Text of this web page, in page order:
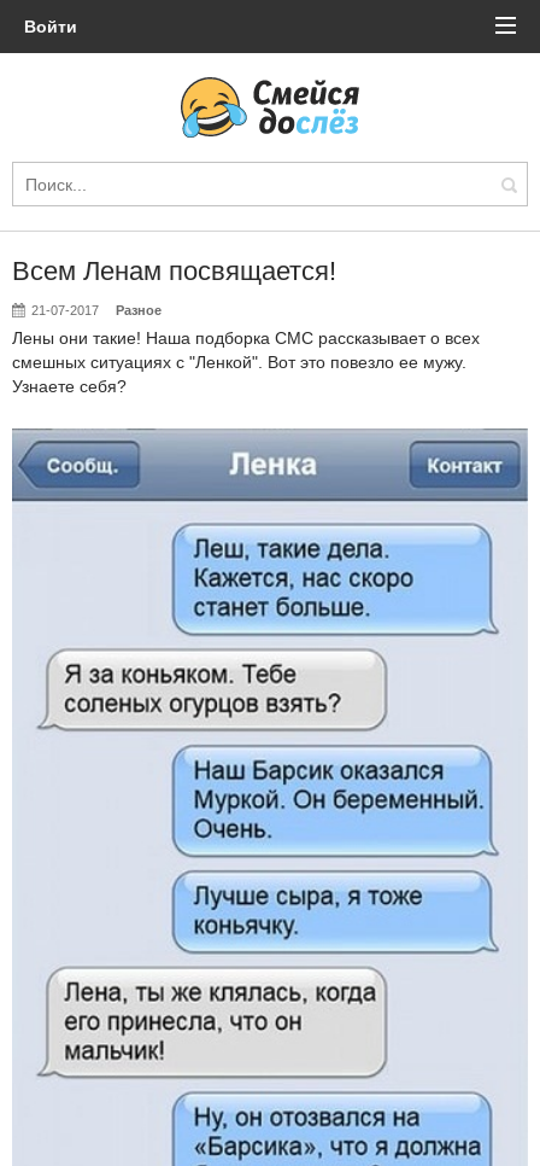
Войти
Всем Ленам посвящается!
21-07-2017 Разное
Лены они такие! Наша подборка СМС рассказывает о всех
смешных ситуациях с "Ленкой". Вот это повезло ее мужу.
Узнаете себя?